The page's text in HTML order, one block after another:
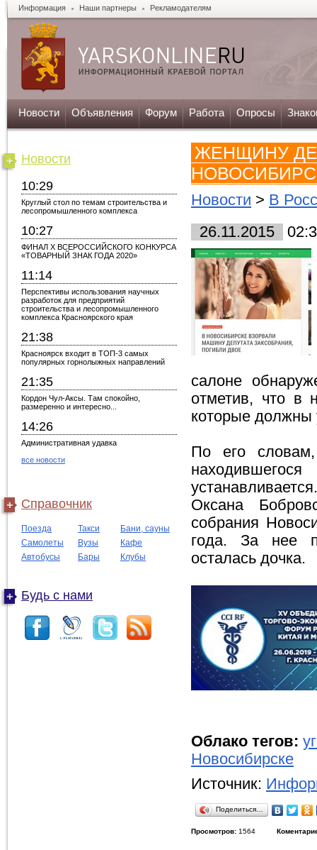
Информация Наши партнеры Рекламодателям
Новости Объявления Форум Работа Опросы
Новости
10:29
Круглый стол по темам строительства и
лесопромышленного комплекса
10:27
ФИНАЛ X ВСЕРОССИЙСКОГО КОНКУРСА
«ТОВАРНЫЙ ЗНАК ГОДА 2020»
11:14
Перспективы использования научных
разработок для предприятий
строительства и лесопромышленного
комплекса Красноярского края
21:38
Красноярск входит в ТОП-3 самых
популярных горнолыжных направлений
21:35
Кордон Чул-Аксы. Там спокойно,
размеренно и интересно...
14:26
Административная удавка
все новости
Справочник
Поезда Такси
Бани, сауны
Самолеты
Вузы
Кафе
Автобусы
Бары Клубы
Будь с нами
ЖЕНЩИНУ
Новости > В
26.11.2015
салоне
отметив, что в
которые должны
По его
Оксана
собрания
года. За нее
осталась дочка.
Облако тегов:
Новосибирске
Источник:
Поделиться…
Просмотров: 1564